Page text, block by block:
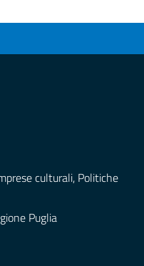
culturali, Politiche
Puglia